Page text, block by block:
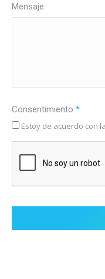
Mensaje
Consentimiento *
Estoy de acuerdo con